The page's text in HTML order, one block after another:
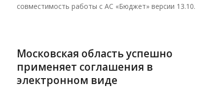
совместимость работы с АС «Бюджет» версии 13.10.
Московская область успешно
применяет соглашения в
электронном виде